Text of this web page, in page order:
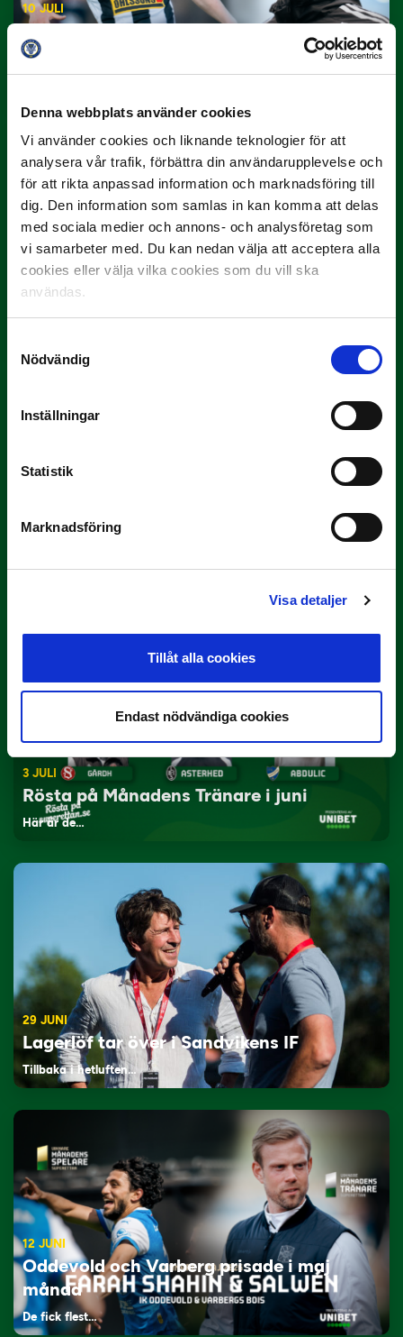
Denna webbplats använder cookies
Vi använder cookies och liknande teknologier för att
analysera vår trafik, förbättra din användarupplevelse och
för att rikta anpassad information och marknadsföring till
dig. Den information som samlas in kan komma att delas
med sociala medier och annons- och analysföretag som
vi samarbeter med. Du kan nedan välja att acceptera alla
cookies eller välja vilka cookies som du vill ska
användas.
Nödvändig
Inställningar
Statistik
Marknadsföring
Visa detaljer
Tillåt alla cookies
Endast nödvändiga cookies
10 JULI
Dubbla Landskrona-priser när juni
summeras
9 JULI
Han gjorde Månadens Mål i juni: ”En
projektil”
3 JULI
3 JULI
Rösta på Månadens Tränare i juni
Här är de…
29 JUNI
Lagerlöf tar över i Sandvikens IF
Tillbaka i hetluften…
12 JUNI
Oddevold och Varberg prisade i maj
månad
De fick flest…